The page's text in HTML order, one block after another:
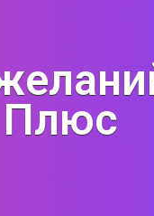
Плюс